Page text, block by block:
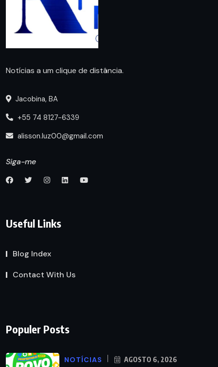
Notícias a um clique de distância.
Jacobina, BA
+55 74 8127-6339
alisson.luz00@gmail.com
Siga-me
Useful Links
Blog Index
Contact With Us
Populer Posts
NOTÍCIAS AGOSTO 6, 2026